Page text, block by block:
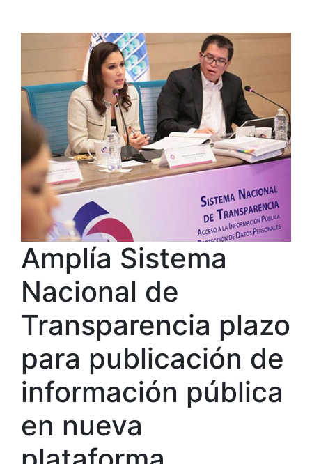
Amplía Sistema
Nacional de
Transparencia plazo
para publicación de
información pública
en nueva